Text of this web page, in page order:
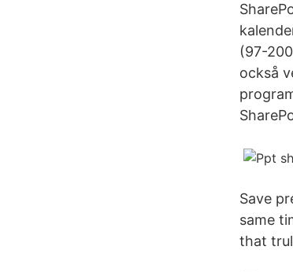
(97-
också
Save
same
that